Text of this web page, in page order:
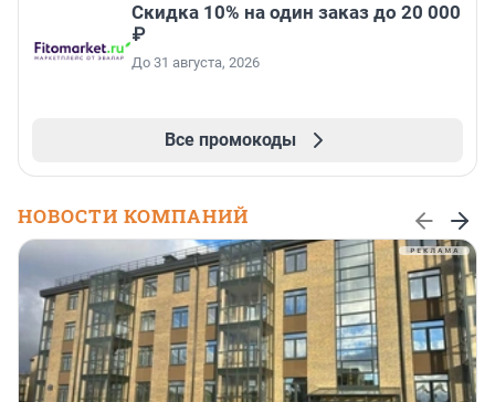
Скидка 10% на один заказ до 20 000
₽
До 31 августа, 2026
Все промокоды
НОВОСТИ КОМПАНИЙ